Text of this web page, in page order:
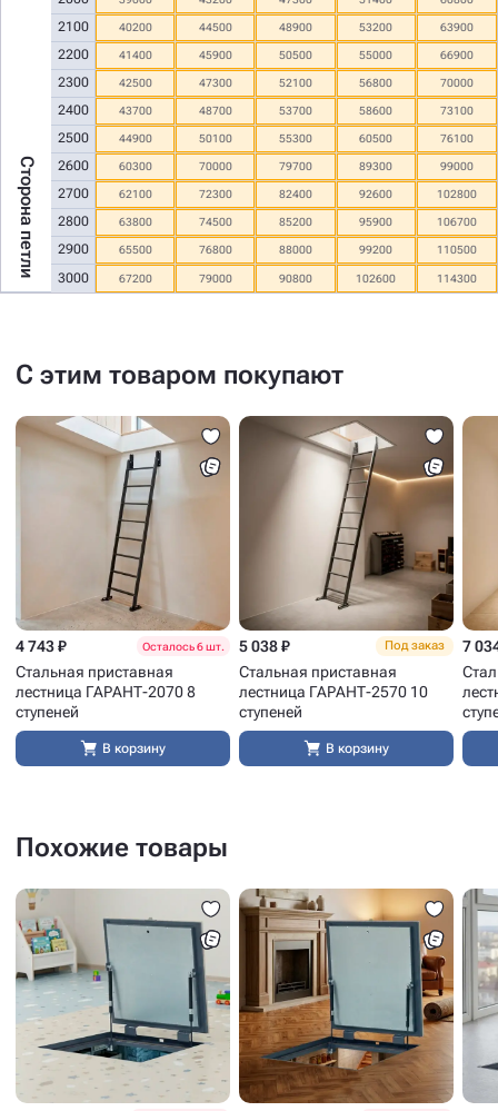
Сторона петли
2100
2200
2300
2400
2500
2600
2700
2800
2900
3000
40200 44500 48900 53200 63900
41400 45900 50500 55000 66900
42500 47300 52100 56800 70000
43700 48700 53700 58600 73100
44900 50100 55300 60500 76100
60300 70000 79700 89300 99000
62100 72300 82400 92600 102800
63800 74500 85200 95900 106700
65500 76800 88000 99200 110500
67200 79000 90800 102600 114300
С этим товаром покупают
4 743 ₽ Осталось 6 шт.
Стальная приставная
лестница ГАРАНТ-2070 8
ступеней
В корзину
5 038 ₽ Под заказ
Стальная приставная
лестница ГАРАНТ-2570 10
ступеней
В корзину
7
Похожие товары